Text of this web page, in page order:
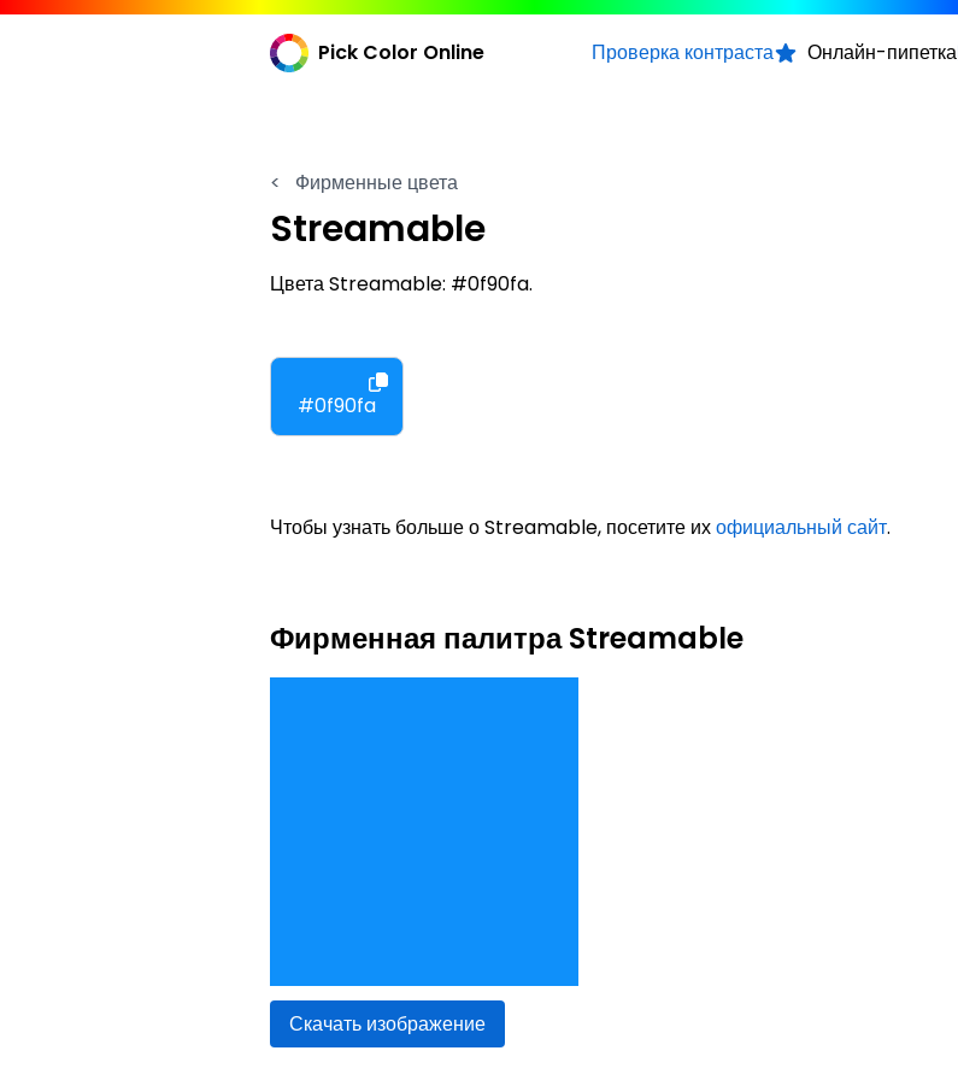
Pick Color Online Проверка контраста Онлайн-пипетка
< Фирменные цвета
Streamable
Цвета Streamable: #0f90fa.
#0f90fa
Чтобы узнать больше о Streamable, посетите ихофициальный сайт.
Фирменная палитра Streamable
Скачать изображение